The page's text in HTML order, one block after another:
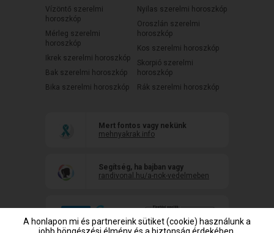
Vízöntő szerelmi
horoszkóp
Mérleg szerelmi
horoszkóp
Ikrek szerelmi horoszkóp
Bak szerelmi horoszkóp
Bika szerelmi horoszkóp
Nyilas szerelmi horoszkóp
Oroszlán szerelmi
horoszkóp
Kos szerelmi horoszkóp
Skorpió szerelmi
horoszkóp
Rák szerelmi horoszkóp
Mert fontos vagy nekünk
mehnyakrak.info
Segítség, ha bajban vagy
randivonal.hu/a-nok-vedelmeben
A honlapon mi és partnereink sütiket (cookie) használunk a